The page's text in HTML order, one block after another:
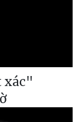
xác"